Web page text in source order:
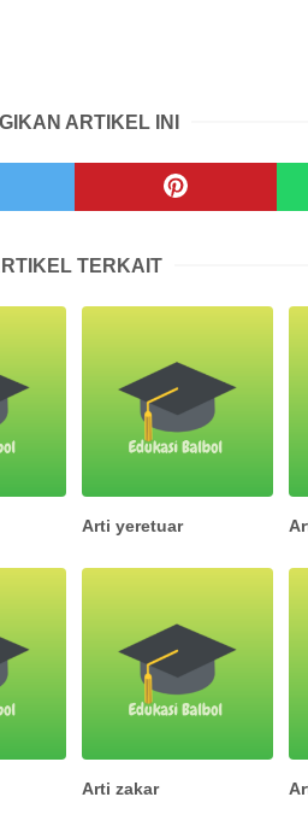
ARTIKEL INI
TERKAIT
Arti yeretuar
Arti zakar